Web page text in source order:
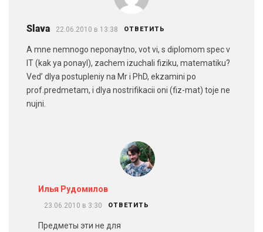
Slava 22.06.2010 в 13:38 ОТВЕТИТЬ
A mne nemnogo neponaytno, vot vi, s diplomom spec v
IT (kak ya ponayl), zachem izuchali fiziku, matematiku?
Ved’ dlya postupleniy na Mr i PhD, ekzamini po
prof.predmetam, i dlya nostrifikacii oni (fiz-mat) toje ne
nujni.
Илья Рудомилов
23.06.2010 в 3:30 ОТВЕТИТЬ
Предметы эти не для